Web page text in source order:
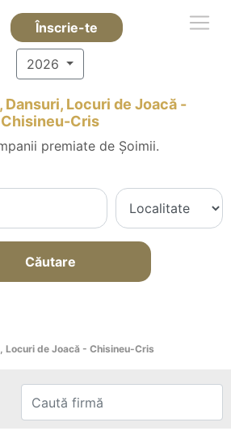
Înscrie-te
2026
Dansuri, Locuri de Joacă -
Chisineu-Cris
premiate de Șoimii.
Căutare
Locuri de Joacă - Chisineu-Cris